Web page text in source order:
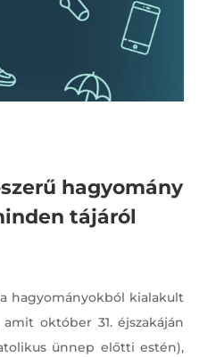
hagyomány
tájáról
hagyományokból kialakult
október 31. éjszakáján
ünnep előtti estén),